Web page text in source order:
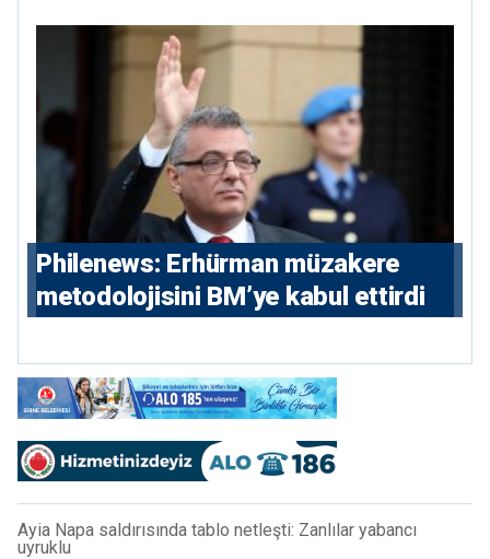
hikayesi
Philenews: Erhürman müzakere
metodolojisini BM’ye kabul ettirdi
Ayia Napa saldırısında tablo netleşti: Zanlılar yabancı
uyruklu